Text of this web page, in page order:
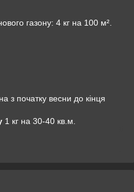
газону: 4 кг на 100 м².
з початку весни до кінця
1 кг на 30-40 кв.м.